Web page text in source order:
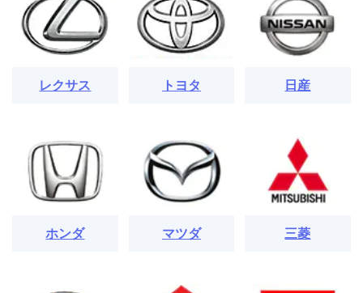
レクサス トヨタ 日産
ホンダ マツダ 三菱